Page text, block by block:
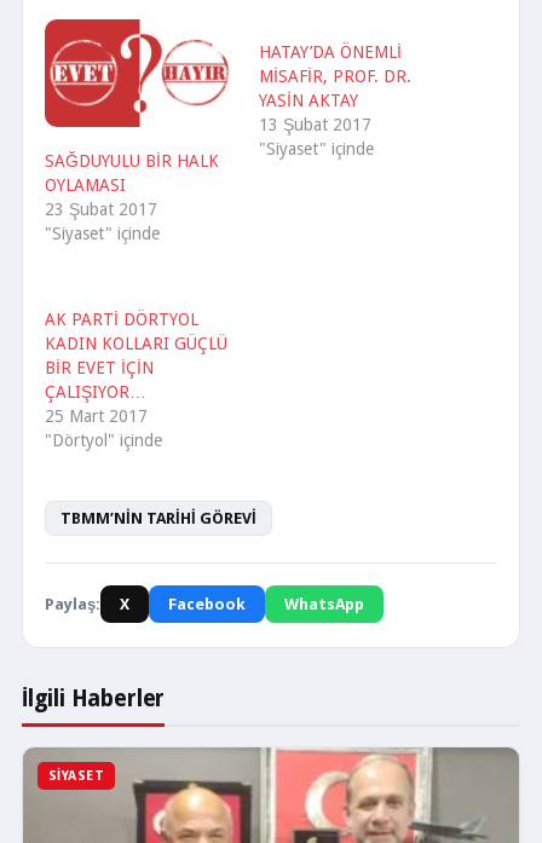
SAĞDUYULU BİR HALK
OYLAMASI
23 Şubat 2017
"Siyaset" içinde
HATAY’DA ÖNEMLİ
MİSAFİR, PROF. DR.
YASİN AKTAY
13 Şubat 2017
"Siyaset" içinde
AK PARTİ DÖRTYOL
KADIN KOLLARI GÜÇLÜ
BİR EVET İÇİN
ÇALIŞIYOR…
25 Mart 2017
"Dörtyol" içinde
TBMM’NİN TARİHİ GÖREVİ
Paylaş: X Facebook WhatsApp
İlgili Haberler
SIYASET